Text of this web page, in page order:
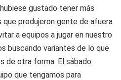
gustado tener más
que produjeron gente de afuera
a equipos a jugar en nuestro
buscando variantes de lo que
de otra forma. El sábado
que tengamos para